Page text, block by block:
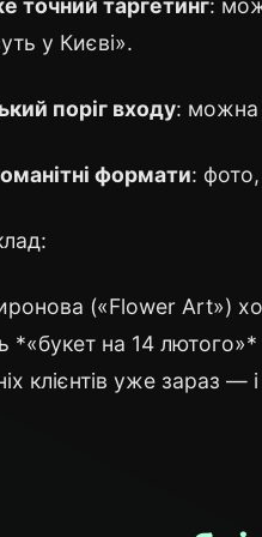
точний таргетинг:
у Києві».
поріг входу: можна
формати: фото,
(«Flower Art»)
*«букет на 14
клієнтів уже зараз —